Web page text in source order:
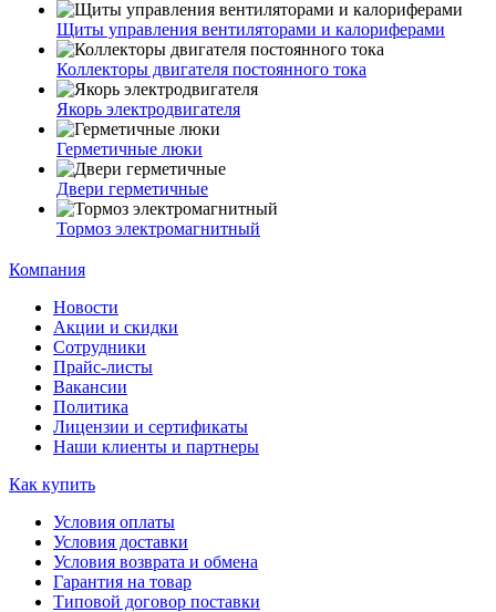
Щиты управления вентиляторами и калориферами
Коллекторы двигателя постоянного тока
Якорь электродвигателя
Герметичные люки
Двери герметичные
Тормоз электромагнитный
Компания
Новости
Акции и скидки
Сотрудники
Прайс-листы
Вакансии
Политика
Лицензии и сертификаты
Наши клиенты и партнеры
Как купить
Условия оплаты
Условия доставки
Условия возврата и обмена
Гарантия на товар
Типовой договор поставки